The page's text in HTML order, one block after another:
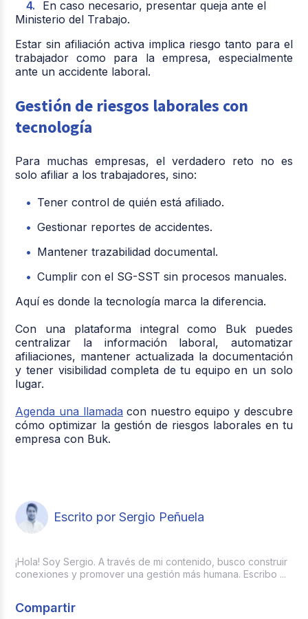
En caso necesario, presentar queja ante el
Ministerio del Trabajo.
Estar sin afiliación activa implica riesgo tanto para el
trabajador como para la empresa, especialmente
ante un accidente laboral.
Gestión de riesgos laborales con
tecnología
Para muchas empresas, el verdadero reto no es
solo afiliar a los trabajadores, sino:
Tener control de quién está afiliado.
Gestionar reportes de accidentes.
Mantener trazabilidad documental.
Cumplir con el SG-SST sin procesos manuales.
Aquí es donde la tecnología marca la diferencia.
Con una plataforma integral como Buk puedes
centralizar la información laboral, automatizar
afiliaciones, mantener actualizada la documentación
y tener visibilidad completa de tu equipo en un solo
lugar.
Agenda una llamada con nuestro equipo y descubre
cómo optimizar la gestión de riesgos laborales en tu
empresa con Buk.
Escrito por Sergio Peñuela
¡Hola! Soy Sergio. A través de mi contenido, busco construir
conexiones y promover una gestión más humana. Escribo ...
Compartir